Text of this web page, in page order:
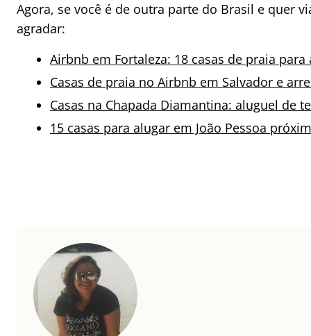
Agora, se você é de outra parte do Brasil e quer
agradar:
Airbnb em Fortaleza: 18 casas de praia
Casas de praia no Airbnb em Salvador e
Casas na Chapada Diamantina: aluguel de
15 casas para alugar em João Pessoa